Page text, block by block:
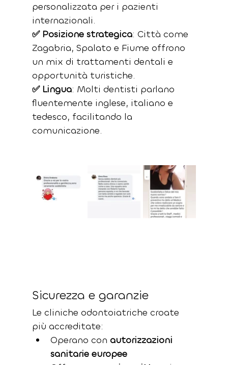
personalizzata per i pazienti
internazionali.
✅ Posizione strategica: Città come
Zagabria, Spalato e Fiume offrono
un mix di trattamenti dentali e
opportunità turistiche.
✅ Lingua: Molti dentisti parlano
fluentemente inglese, italiano e
tedesco, facilitando la
comunicazione.
Sicurezza e garanzie
Le cliniche odontoiatriche croate
più accreditate:
Operano con autorizzazioni
sanitarie europee